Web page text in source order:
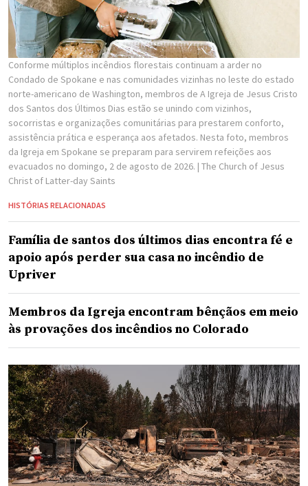
Conforme múltiplos incêndios florestais continuam a arder no
Condado de Spokane e nas comunidades vizinhas no leste do estado
norte-americano de Washington, membros de A Igreja de Jesus Cristo
dos Santos dos Últimos Dias estão se unindo com vizinhos,
socorristas e organizações comunitárias para prestarem conforto,
assistência prática e esperança aos afetados. Nesta foto, membros
da Igreja em Spokane se preparam para servirem refeições aos
evacuados no domingo, 2 de agosto de 2026. | The Church of Jesus
Christ of Latter-day Saints
HISTÓRIAS RELACIONADAS
Família de santos dos últimos dias encontra fé e
apoio após perder sua casa no incêndio de
Upriver
Membros da Igreja encontram bênçãos em meio
às provações dos incêndios no Colorado